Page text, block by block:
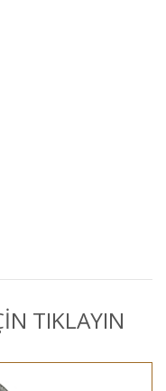
TIKLAYIN